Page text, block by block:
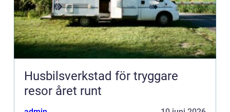
Husbilsverkstad för tryggare
resor året runt